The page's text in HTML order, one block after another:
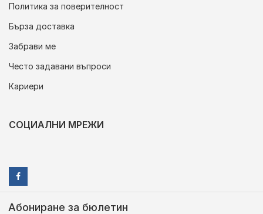
Политика за поверителност
Бърза доставка
Забрави ме
Често задавани въпроси
Кариери
СОЦИАЛНИ МРЕЖИ
Абониране за бюлетин